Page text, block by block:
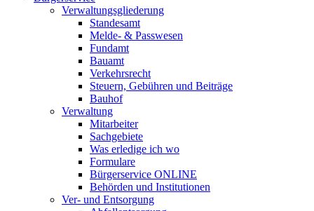
Verwaltungsgliederung
Standesamt
Melde- & Passwesen
Fundamt
Bauamt
Verkehrsrecht
Steuern, Gebühren und Beiträge
Bauhof
Verwaltung
Mitarbeiter
Sachgebiete
Was erledige ich wo
Formulare
Bürgerservice ONLINE
Behörden und Institutionen
Ver- und Entsorgung